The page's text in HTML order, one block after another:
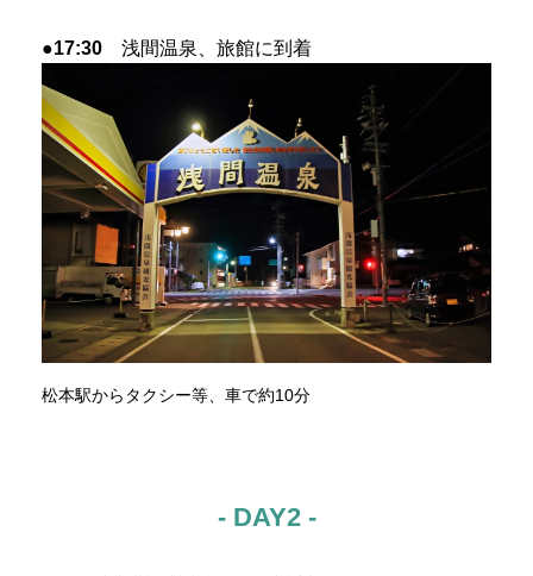
●17:30 浅間温泉、旅館に到着
松本駅からタクシー等、車で約10分
- DAY2 -